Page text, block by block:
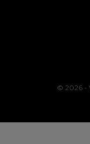
© 2026 -